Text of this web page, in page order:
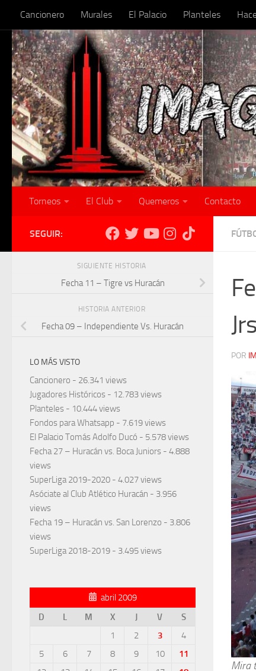
Skip to content
Cancionero Murales El Palacio Planteles
Torneos El Club Quemeros Contacto
POR
Mira
SEGUIR:
SIGUIENTE HISTORIA
Fecha 11 – Tigre vs Huracán
HISTORIA ANTERIOR
Fecha 09 – Independiente Vs. Huracán
LO MÁS VISTO
Cancionero - 26.341 views
Jugadores Históricos - 12.783 views
Planteles - 10.444 views
Fondos para Whatsapp - 7.619 views
El Palacio Tomás Adolfo Ducó - 5.578 views
Fecha 27 – Huracán vs. Boca Juniors - 4.888
views
SuperLiga 2019-2020 - 4.027 views
Asóciate al Club Atlético Huracán - 3.956
views
Fecha 19 – Huracán vs. San Lorenzo - 3.806
views
SuperLiga 2018-2019 - 3.495 views
abril 2009
D
L M X J V
S
1
2 3
4
5
6 7 8 9 10
11